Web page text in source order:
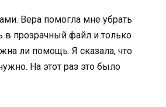
Вера помогла мне убрать
в прозрачный файл и только
ли помощь. Я сказала, что
На этот раз это было